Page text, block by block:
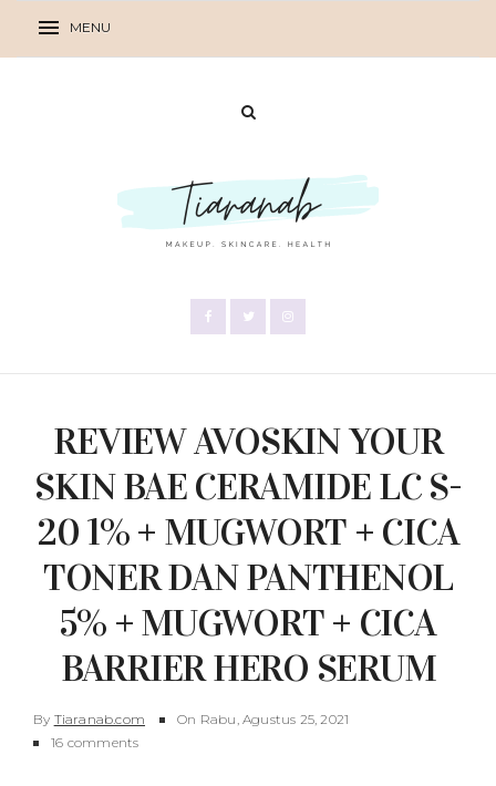
REVIEW AVOSKIN YOUR
SKIN BAE CERAMIDE LC S-
20 1% + MUGWORT + CICA
TONER DAN PANTHENOL
5% + MUGWORT + CICA
BARRIER HERO SERUM
By Tiaranab.com On Rabu, Agustus 25, 2021
16 comments